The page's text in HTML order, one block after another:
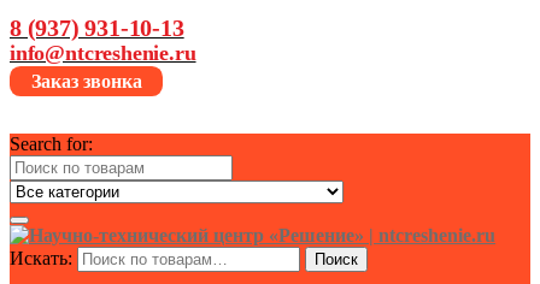
8 (937) 931-10-13
info@ntcreshenie.ru
Заказ звонка
Search for:
Искать: Поиск